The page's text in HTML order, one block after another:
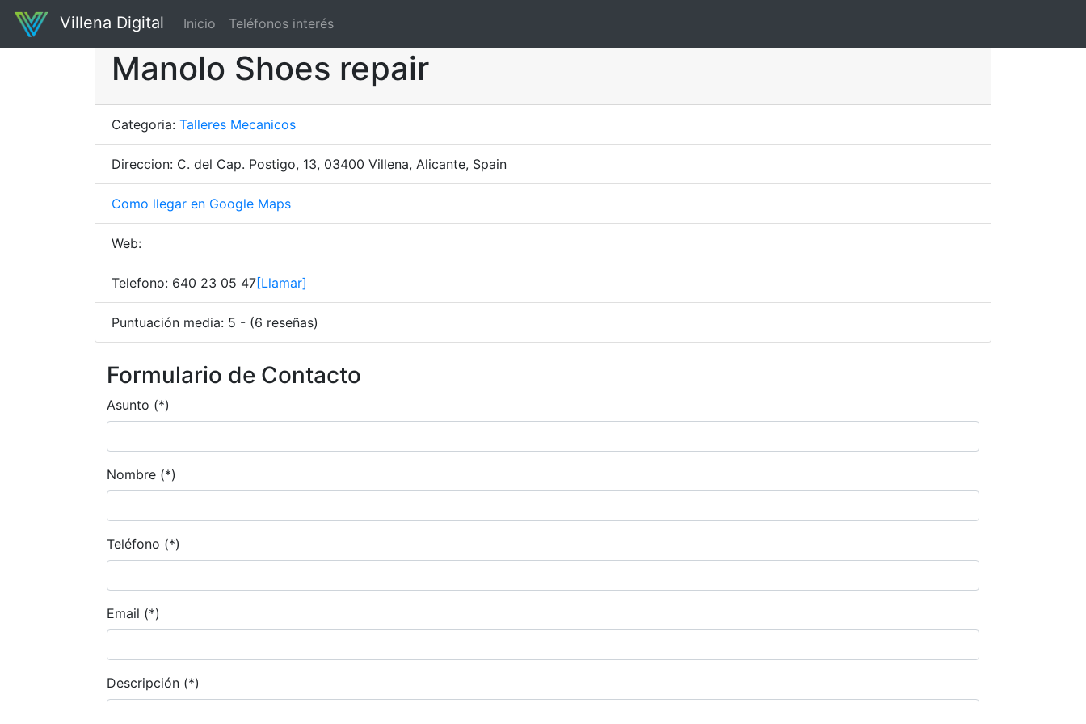
Villena Digital Inicio Teléfonos interés
Manolo Shoes repair
Categoria: Talleres Mecanicos
Direccion: C. del Cap. Postigo, 13, 03400 Villena, Alicante, Spain
Como llegar en Google Maps
Web:
Telefono: 640 23 05 47[Llamar]
Puntuación media: 5 - (6 reseñas)
Formulario de Contacto
Asunto (*)
Nombre (*)
Teléfono (*)
Email (*)
Descripción (*)